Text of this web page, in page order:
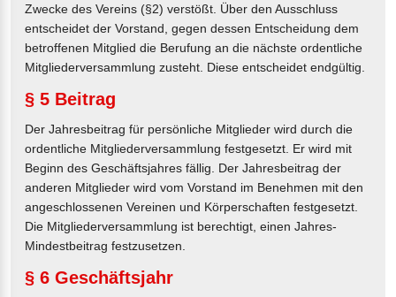
Zwecke des Vereins (§2) verstößt. Über den Ausschluss
entscheidet der Vorstand, gegen dessen Entscheidung dem
betroffenen Mitglied die Berufung an die nächste ordentliche
Mitgliederversammlung zusteht. Diese entscheidet endgültig.
§ 5 Beitrag
Der Jahresbeitrag für persönliche Mitglieder wird durch die
ordentliche Mitgliederversammlung festgesetzt. Er wird mit
Beginn des Geschäftsjahres fällig. Der Jahresbeitrag der
anderen Mitglieder wird vom Vorstand im Benehmen mit den
angeschlossenen Vereinen und Körperschaften festgesetzt.
Die Mitgliederversammlung ist berechtigt, einen Jahres-
Mindestbeitrag festzusetzen.
§ 6 Geschäftsjahr